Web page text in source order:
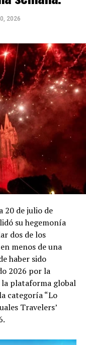
el recinto
diálogos sobre
de literatura
creadores e
Deanda
Velázquez
un
el Cuarteto K
Cuarteto Op. 67
Turina.
«Cuando la tierra
en el proyecto
Mauricio Palos,
2026
20 de julio de
su hegemonía
dos de los
menos de una
haber sido
2026 por la
la plataforma global
categoría “Lo
Travelers’